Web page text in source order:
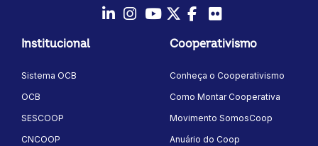
Instagram
YoutubeTwitter/X
Facebook
Institucional
Sistema OCB
OCB
SESCOOP
CNCOOP
Cooperativismo
Conheça o Cooperativismo
Como Montar Cooperativa
Movimento SomosCoop
Anuário do Coop